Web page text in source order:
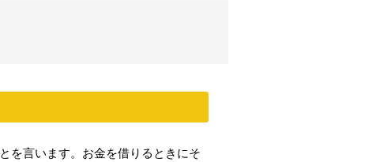
を言います。お金を借りるときにそ